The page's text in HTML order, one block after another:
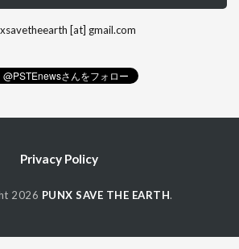
[at] gmail.com
Privacy Policy
2026 PUNX SAVE THE EARTH.